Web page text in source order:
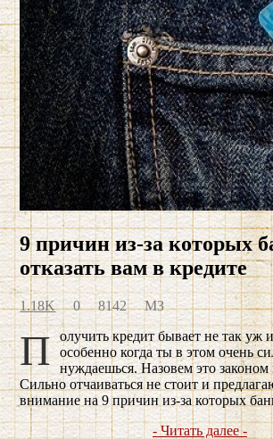
9 причин из-за которых
отказать вам в кредите
1.18K 08142МЗ
Получить кредит бывает не так уж и просто, особенно когда ты в этом очень
нуждаешься. Назовем это законом
Сильно отчаиваться не стоит и
внимание на 9 причин из-за которых
- Читать далее -